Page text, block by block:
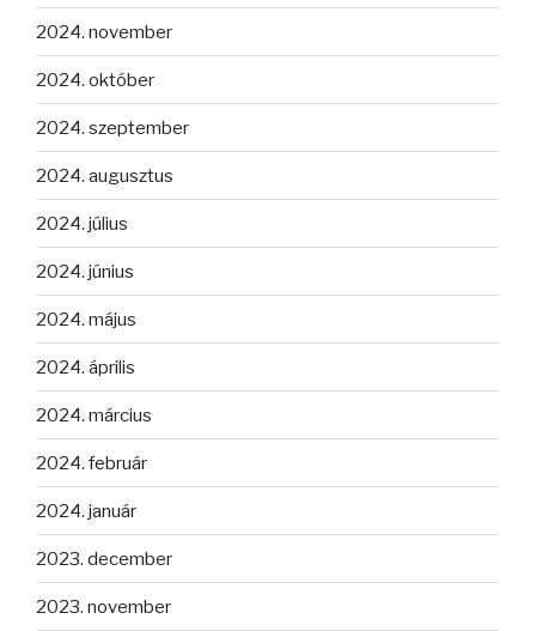
2024. november
2024. október
2024. szeptember
2024. augusztus
2024. július
2024. június
2024. május
2024. április
2024. március
2024. február
2024. január
2023. december
2023. november